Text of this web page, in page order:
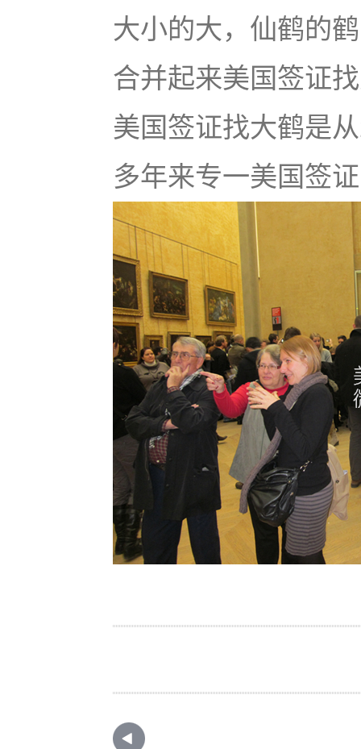
大小的大，仙鹤的
合并起来美国签证
美国签证找大鹤是
多年来专一美国签